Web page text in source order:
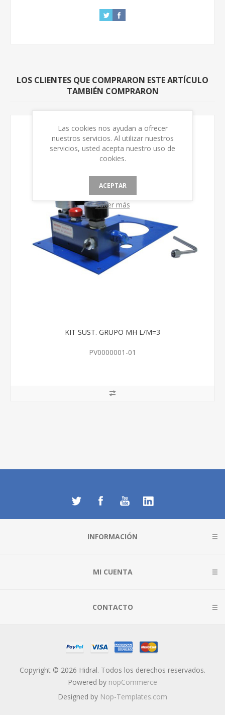
LOS CLIENTES QUE COMPRARON ESTE ARTÍCULO
TAMBIÉN COMPRARON
KIT SUST. GRUPO MH L/M=3
PV0000001-01
INFORMACIÓN
MI CUENTA
CONTACTO
Copyright © 2026 Hidral. Todos los derechos reservados.
Powered by nopCommerce
Designed by Nop-Templates.com
Las cookies nos ayudan a ofrecer
nuestros servicios. Al utilizar nuestros
servicios, usted acepta nuestro uso de
cookies.
ACEPTAR
Saber más